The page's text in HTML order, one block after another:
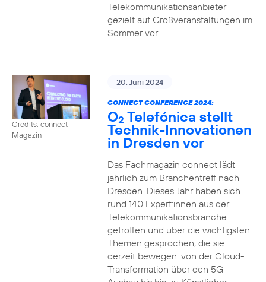
Telekommunikationsanbieter
gezielt auf Großveranstaltungen im
Sommer vor.
Credits: connect
Magazin
20. Juni 2024
CONNECT CONFERENCE 2024:
O2 Telefónica stellt
Technik-Innovationen
in Dresden vor
Das Fachmagazin connect lädt
jährlich zum Branchentreff nach
Dresden. Dieses Jahr haben sich
rund 140 Expert:innen aus der
Telekommunikationsbranche
getroffen und über die wichtigsten
Themen gesprochen, die sie
derzeit bewegen: von der Cloud-
Transformation über den 5G-